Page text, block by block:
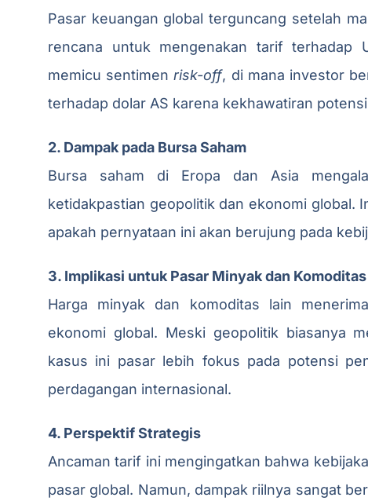
Pasar keuangan global terguncang setelah
rencana untuk mengenakan tarif terhadap
memicu sentimenrisk-off, di mana investor
terhadap dolar AS karena kekhawatiran
2. Dampak pada Bursa Saham
Bursa saham di Eropa dan Asia
ketidakpastian geopolitik dan ekonomi global.
apakah pernyataan ini akan berujung pada
3. Implikasi untuk Pasar Minyak dan Komoditas
Harga minyak dan komoditas lain
ekonomi global. Meski geopolitik biasanya
kasus ini pasar lebih fokus pada potensi
perdagangan internasional.
4. Perspektif Strategis
Ancaman tarif ini mengingatkan bahwa
pasar global. Namun, dampak riilnya sangat